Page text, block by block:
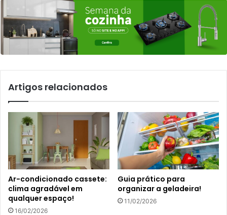
Artigos relacionados
Ar-condicionado cassete:
clima agradável em
qualquer espaço!
16/02/2026
Guia prático para
organizar a geladeira!
11/02/2026